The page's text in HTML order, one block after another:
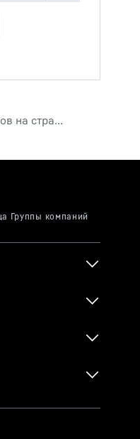
Результатов на странице